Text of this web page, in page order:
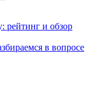
рейтинг и обзор
в вопросе